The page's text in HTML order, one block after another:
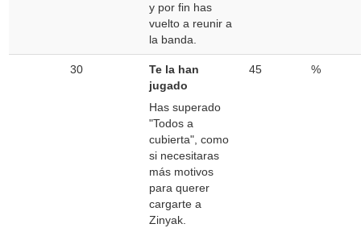
y por fin has
vuelto a reunir a
la banda.
30
Te la han
jugado
Has superado
"Todos a
cubierta", como
si necesitaras
más motivos
para querer
cargarte a
Zinyak.
45 %